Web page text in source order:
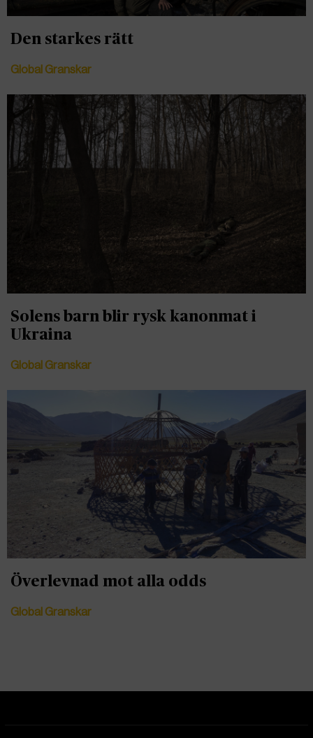
Den starkes rätt
Global Granskar
Solens barn blir rysk kanonmat i
Ukraina
Global Granskar
Överlevnad mot alla odds
Global Granskar